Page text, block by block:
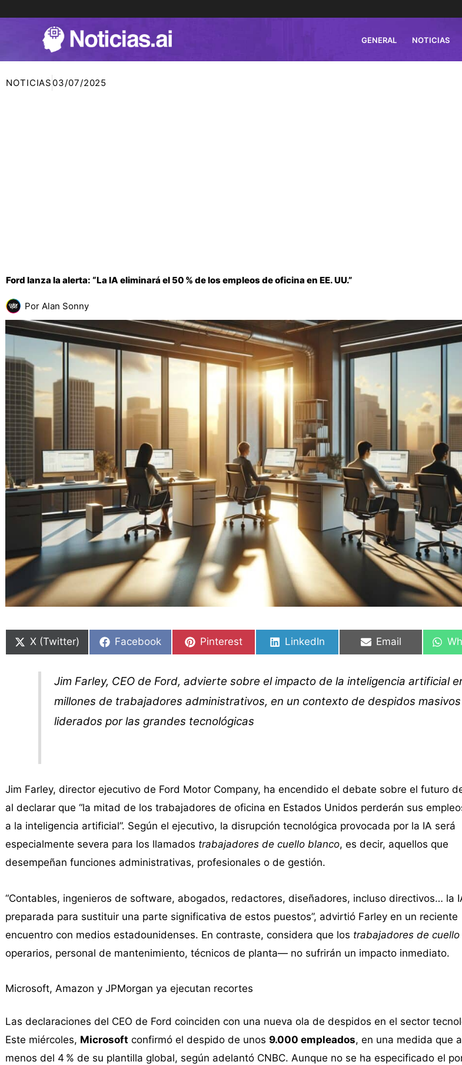
GENERAL NOTICIAS
NOTICIAS 03/07/2025
Ford lanza la alerta: “La IA eliminará el 50 % de los empleos de oficina en EE. UU.”
Por Alan Sonny
en
X (Twitter)
en
Facebook
en
Pinterest
en
LinkedIn
en
Email
en
Jim Farley, CEO de Ford, advierte sobre el impacto de la inteligencia artificial
millones de trabajadores administrativos, en un contexto de despidos masivos
liderados por las grandes tecnológicas
Jim Farley, director ejecutivo de Ford Motor Company, ha encendido el debate sobre el futuro
al declarar que “la mitad de los trabajadores de oficina en Estados Unidos perderán sus
a la inteligencia artificial”. Según el ejecutivo, la disrupción tecnológica provocada por la IA será
especialmente severa para los llamados trabajadores de cuello blanco, es decir, aquellos que
desempeñan funciones administrativas, profesionales o de gestión.
“Contables, ingenieros de software, abogados, redactores, diseñadores, incluso directivos… la
preparada para sustituir una parte significativa de estos puestos”, advirtió Farley en un reciente
encuentro con medios estadounidenses. En contraste, considera que los trabajadores de cuello
operarios, personal de mantenimiento, técnicos de planta— no sufrirán un impacto inmediato.
Microsoft, Amazon y JPMorgan ya ejecutan recortes
Las declaraciones del CEO de Ford coinciden con una nueva ola de despidos en el sector
Este miércoles, Microsoft confirmó el despido de unos 9.000 empleados, en una medida que
menos del 4 % de su plantilla global, según adelantó CNBC. Aunque no se ha especificado el
en
en
en
en
en
en